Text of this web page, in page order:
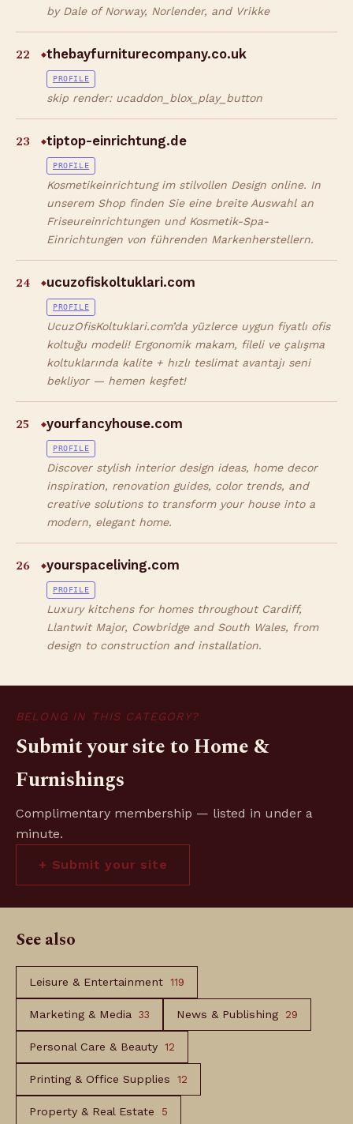
by Dale of Norway, Norlender, and Vrikke
22 ◆thebayfurniturecompany.co.uk
PROFILE
skip render: ucaddon_blox_play_button
23 ◆tiptop-einrichtung.de
PROFILE
Kosmetikeinrichtung im stilvollen Design online. In
unserem Shop finden Sie eine breite Auswahl an
Friseureinrichtungen und Kosmetik-Spa-
Einrichtungen von führenden Markenherstellern.
24 ◆ucuzofiskoltuklari.com
PROFILE
UcuzOfisKoltuklari.com’da yüzlerce uygun fiyatlı ofis
koltuğu modeli! Ergonomik makam, fileli ve çalışma
koltuklarında kalite + hızlı teslimat avantajı seni
bekliyor — hemen keşfet!
25 ◆yourfancyhouse.com
PROFILE
Discover stylish interior design ideas, home decor
inspiration, renovation guides, color trends, and
creative solutions to transform your house into a
modern, elegant home.
26 ◆yourspaceliving.com
PROFILE
Luxury kitchens for homes throughout Cardiff,
Llantwit Major, Cowbridge and South Wales, from
design to construction and installation.
BELONG IN THIS CATEGORY?
Submit your site to Home &
Furnishings
Complimentary membership — listed in under a
minute.
+ Submit your site
See also
Leisure & Entertainment 119
Marketing & Media 33 News & Publishing 29
Personal Care & Beauty 12
Printing & Office Supplies 12
Property & Real Estate 5